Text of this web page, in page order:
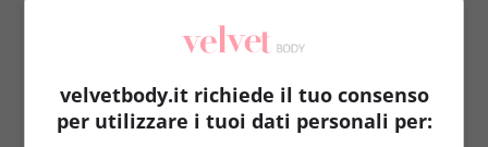
velvetbody.it richiede il tuo consenso
per utilizzare i tuoi dati personali per: